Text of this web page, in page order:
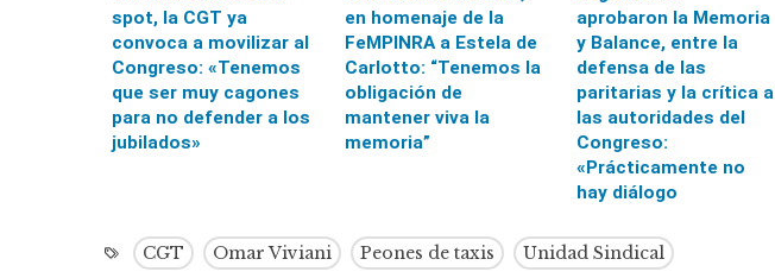
spot, la CGT ya
convoca a movilizar al
Congreso: «Tenemos
que ser muy cagones
para no defender a los
jubilados»
en homenaje de la
FeMPINRA a Estela de
Carlotto: “Tenemos la
obligación de
mantener viva la
memoria”
aprobaron la Memoria
y Balance, entre la
defensa de las
paritarias y la crítica a
las autoridades del
Congreso:
«Prácticamente no
hay diálogo
CGT Omar Viviani Peones de taxis Unidad Sindical